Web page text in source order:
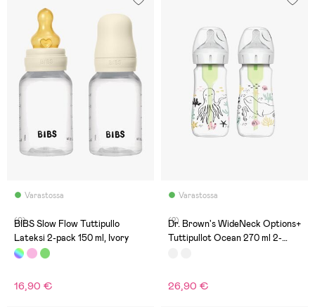
Varastossa
(0)
BIBS Slow Flow Tuttipullo
Lateksi 2-pack 150 ml, Ivory
16,90 €
Varastossa
(2)
Dr. Brown's WideNeck Options+
Tuttipullot Ocean 270 ml 2-
26,90 €